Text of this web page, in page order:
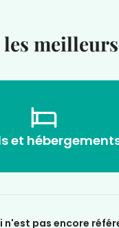
et
pas encore